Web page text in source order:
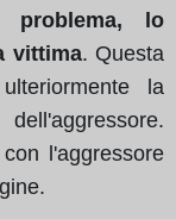
lo
vittima. Questa
la
l'aggressore